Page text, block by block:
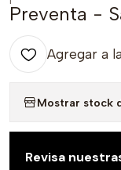
Preventa -
Agregar a
Mostrar stock
Revisa